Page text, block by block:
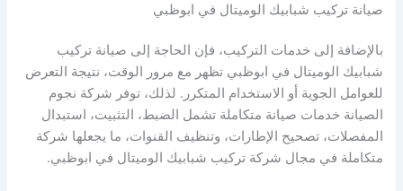
صيانة تركيب شبابيك الوميتال في ابوظبي
بالإضافة إلى خدمات التركيب، فإن الحاجة إلى صيانة تركيب
شبابيك الوميتال في ابوظبي تظهر مع مرور الوقت، نتيجة التعرض
للعوامل الجوية أو الاستخدام المتكرر. لذلك، توفر شركة نجوم
الصيانة خدمات صيانة متكاملة تشمل الضبط، التثبيت، استبدال
المفصلات، تصحيح الإطارات، وتنظيف القنوات، ما يجعلها شركة
متكاملة في مجال شركة تركيب شبابيك الوميتال في ابوظبي.